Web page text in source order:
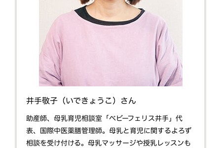
井手敬子（いできょうこ）さん
助産師、母乳育児相談室「ベビーフェリス井手」代
表、国際中医薬膳管理師。母乳と育児に関するよろず
相談を受け付ける。母乳マッサージや授乳レッスンも